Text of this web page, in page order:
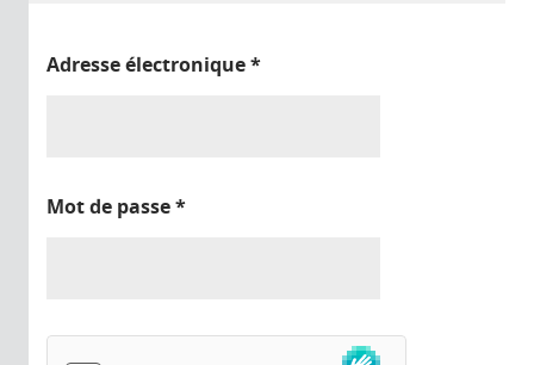
Adresse électronique*
Mot de passe*